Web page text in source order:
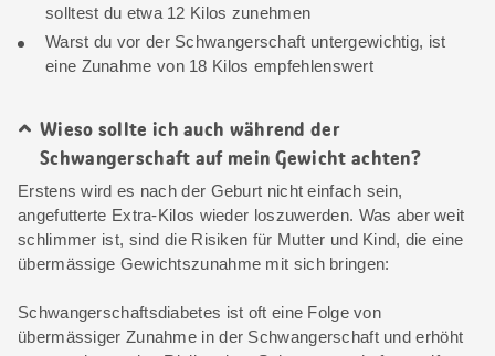
solltest du etwa 12 Kilos zunehmen
Warst du vor der Schwangerschaft untergewichtig, ist
eine Zunahme von 18 Kilos empfehlenswert
Wieso sollte ich auch während der
Schwangerschaft auf mein Gewicht achten?
Erstens wird es nach der Geburt nicht einfach sein,
angefutterte Extra-Kilos wieder loszuwerden. Was aber weit
schlimmer ist, sind die Risiken für Mutter und Kind, die eine
übermässige Gewichtszunahme mit sich bringen:
Schwangerschaftsdiabetes ist oft eine Folge von
übermässiger Zunahme in der Schwangerschaft und erhöht